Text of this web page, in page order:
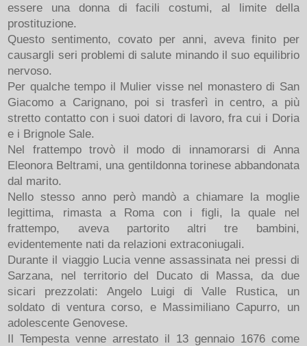
essere una donna di facili costumi, al limite della
prostituzione.
Questo sentimento, covato per anni, aveva finito per
causargli seri problemi di salute minando il suo equilibrio
nervoso.
Per qualche tempo il Mulier visse nel monastero di San
Giacomo a Carignano, poi si trasferì in centro, a più
stretto contatto con i suoi datori di lavoro, fra cui i Doria
e i Brignole Sale.
Nel frattempo trovò il modo di innamorarsi di Anna
Eleonora Beltrami, una gentildonna torinese abbandonata
dal marito.
Nello stesso anno però mandò a chiamare la moglie
legittima, rimasta a Roma con i figli, la quale nel
frattempo, aveva partorito altri tre bambini,
evidentemente nati da relazioni extraconiugali.
Durante il viaggio Lucia venne assassinata nei pressi di
Sarzana, nel territorio del Ducato di Massa, da due
sicari prezzolati: Angelo Luigi di Valle Rustica, un
soldato di ventura corso, e Massimiliano Capurro, un
adolescente Genovese.
Il Tempesta venne arrestato il 13 gennaio 1676 come